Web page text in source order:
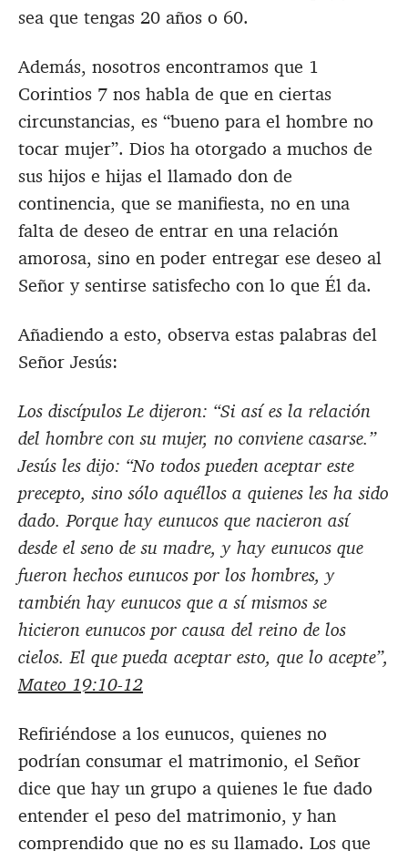
sea que tengas 20 años o 60.
Además, nosotros encontramos que 1
Corintios 7 nos habla de que en ciertas
circunstancias, es “bueno para el hombre no
tocar mujer”. Dios ha otorgado a muchos de
sus hijos e hijas el llamado don de
continencia, que se manifiesta, no en una
falta de deseo de entrar en una relación
amorosa, sino en poder entregar ese deseo al
Señor y sentirse satisfecho con lo que Él da.
Añadiendo a esto, observa estas palabras del
Señor Jesús:
Los discípulos Le dijeron: “Si así es la relación
del hombre con su mujer, no conviene casarse.”
Jesús les dijo: “No todos pueden aceptar este
precepto, sino sólo aquéllos a quienes les ha sido
dado. Porque hay eunucos que nacieron así
desde el seno de su madre, y hay eunucos que
fueron hechos eunucos por los hombres, y
también hay eunucos que a sí mismos se
hicieron eunucos por causa del reino de los
cielos. El que pueda aceptar esto, que lo acepte”,
Mateo 19:10-12
Refiriéndose a los eunucos, quienes no
podrían consumar el matrimonio, el Señor
dice que hay un grupo a quienes le fue dado
entender el peso del matrimonio, y han
comprendido que no es su llamado. Los que